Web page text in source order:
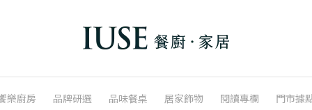
樂廚房 品牌研選 品味餐桌 居家飾物 閱讀專欄 門市據